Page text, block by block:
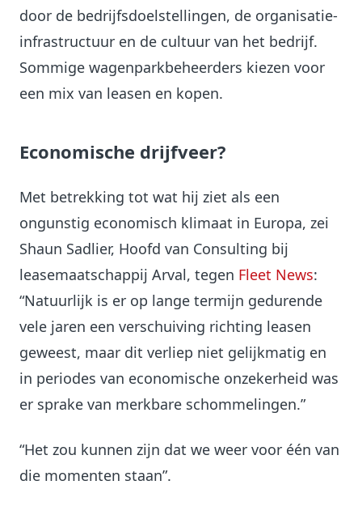
door de bedrijfsdoelstellingen, de organisatie-
infrastructuur en de cultuur van het bedrijf.
Sommige wagenparkbeheerders kiezen voor
een mix van leasen en kopen.
Economische drijfveer?
Met betrekking tot wat hij ziet als een
ongunstig economisch klimaat in Europa, zei
Shaun Sadlier, Hoofd van Consulting bij
leasemaatschappij Arval, tegen Fleet News:
“Natuurlijk is er op lange termijn gedurende
vele jaren een verschuiving richting leasen
geweest, maar dit verliep niet gelijkmatig en
in periodes van economische onzekerheid was
er sprake van merkbare schommelingen.”
“Het zou kunnen zijn dat we weer voor één van
die momenten staan”.